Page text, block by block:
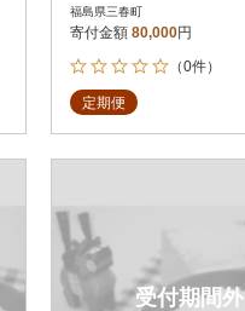
福島県三春町
寄付金額 80,000円
（0件）
定期便
受付期間外